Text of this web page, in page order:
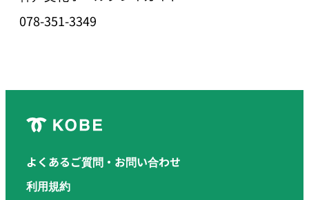
078-351-3349
よくあるご質問・お問い合わせ
利用規約